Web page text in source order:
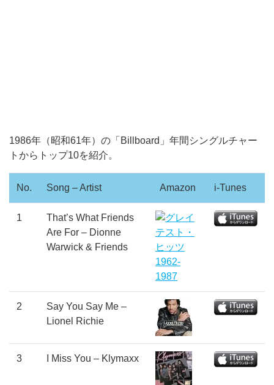
1986年（昭和61年）の「Billboard」年間シングルチャー
トからトップ10を紹介。
No. Song – Artist Amazon i-Tunes
1
That’s What Friends
Are For – Dionne
Warwick & Friends
2
Say You Say Me –
Lionel Richie
3 I Miss You – Klymaxx